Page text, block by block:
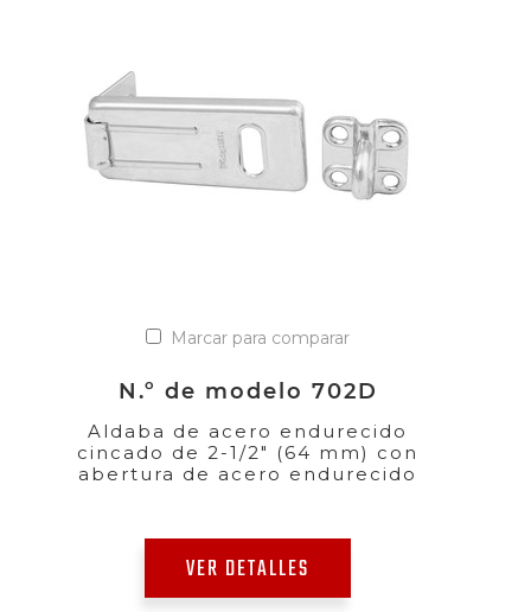
Marcar para comparar
N.º de modelo 702D
Aldaba de acero endurecido
cincado de 2-1/2" (64 mm) con
abertura de acero endurecido
VER DETALLES